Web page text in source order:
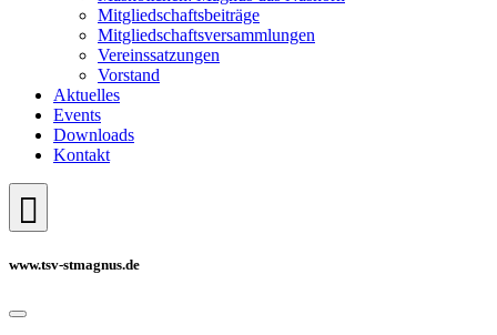
Mitgliedschaftsbeiträge
Mitgliedschaftsversammlungen
Vereinssatzungen
Vorstand
Aktuelles
Events
Downloads
Kontakt
www.tsv-stmagnus.de